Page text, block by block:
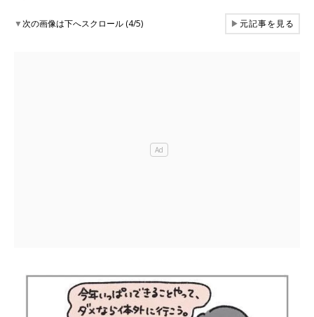
▼次の画像は下へスクロール (4/5) ▶元記事を見る